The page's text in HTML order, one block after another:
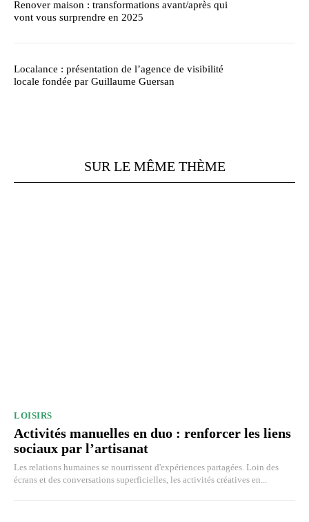
Renover maison : transformations avant/après qui
vont vous surprendre en 2025
Localance : présentation de l’agence de visibilité
locale fondée par Guillaume Guersan
SUR LE MÊME THÈME
LOISIRS
Activités manuelles en duo : renforcer les liens
sociaux par l’artisanat
Les relations humaines se nourrissent d'expériences partagées. Loin des
écrans et des conversations superficielles, les activités créatives en...